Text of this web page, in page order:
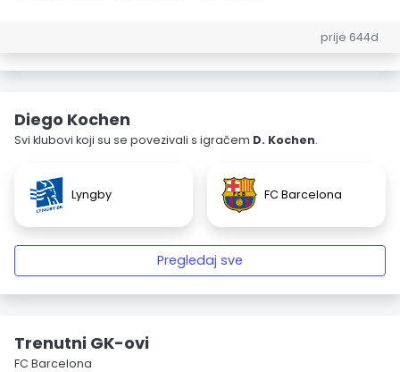
prije 644d
Diego Kochen
Svi klubovi koji su se povezivali s igračem D. Kochen.
Lyngby FC Barcelona
Pregledaj sve
Trenutni GK-ovi
FC Barcelona